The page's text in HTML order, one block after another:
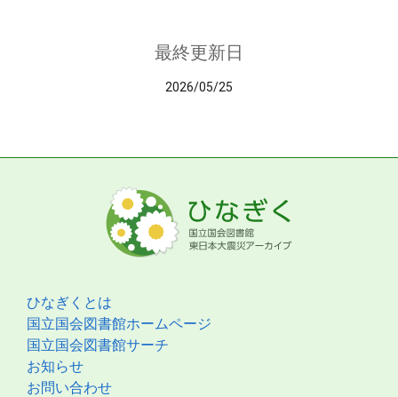
最終更新日
2026/05/25
ひなぎくとは
国立国会図書館ホームページ
国立国会図書館サーチ
お知らせ
お問い合わせ